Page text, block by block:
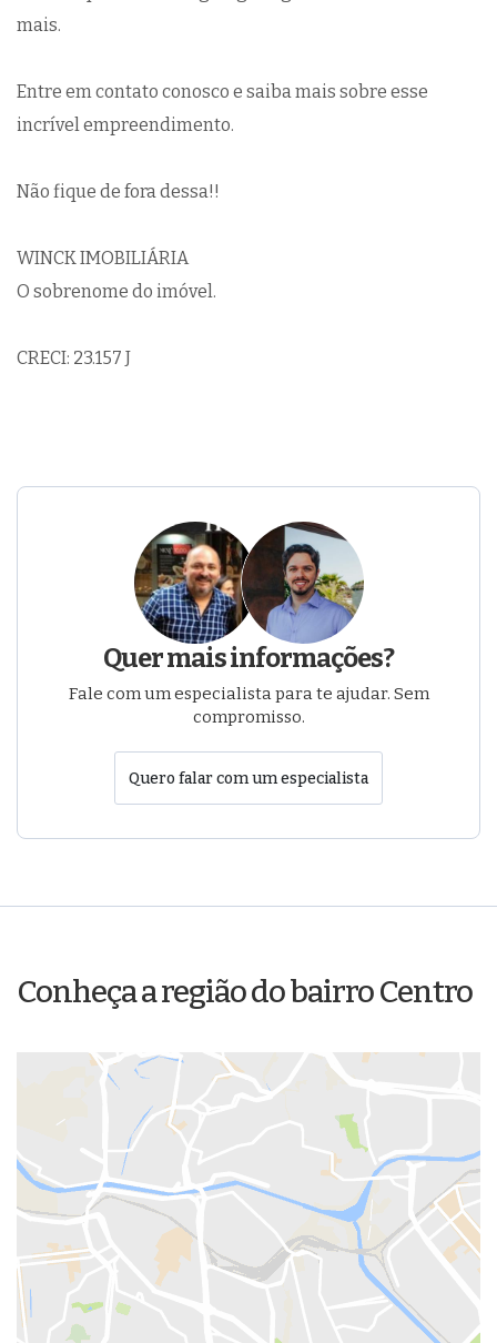
mais.
Entre em contato conosco e saiba mais sobre esse
incrível empreendimento.
Não fique de fora dessa!!
WINCK IMOBILIÁRIA
O sobrenome do imóvel.
CRECI: 23.157 J
Quer mais informações?
Fale com um especialista para te ajudar. Sem
compromisso.
Quero falar com um especialista
Conheça a região do bairro Centro